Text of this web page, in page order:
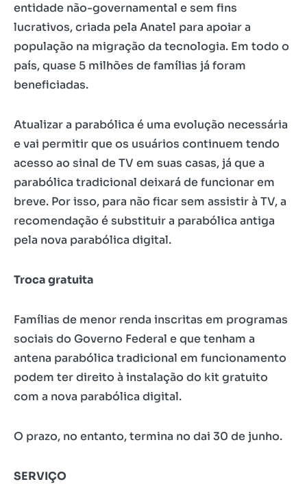
entidade não-governamental e sem fins
lucrativos, criada pela Anatel para apoiar a
população na migração da tecnologia. Em todo o
país, quase 5 milhões de famílias já foram
beneficiadas.
Atualizar a parabólica é uma evolução necessária
e vai permitir que os usuários continuem tendo
acesso ao sinal de TV em suas casas, já que a
parabólica tradicional deixará de funcionar em
breve. Por isso, para não ficar sem assistir à TV, a
recomendação é substituir a parabólica antiga
pela nova parabólica digital.
Troca gratuita
Famílias de menor renda inscritas em programas
sociais do Governo Federal e que tenham a
antena parabólica tradicional em funcionamento
podem ter direito à instalação do kit gratuito
com a nova parabólica digital.
O prazo, no entanto, termina no dai 30 de junho.
SERVIÇO